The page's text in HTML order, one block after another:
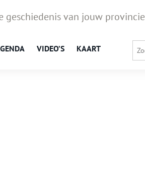
geschiedenis van jouw provincie
VIDEO’S KAART